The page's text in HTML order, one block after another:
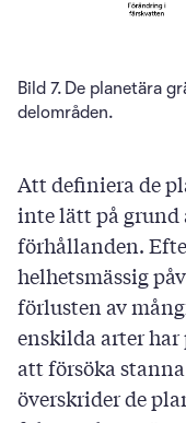
Bild 7. De planetära
delområden.
Att definiera de
inte lätt på grund
förhållanden.
helhetsmässig
förlusten av
enskilda arter
att försöka
överskrider de